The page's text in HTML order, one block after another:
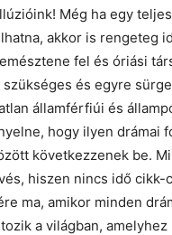
Még ha egy
akkor is rengeteg
fel és óriási
és egyre
államférfiúi és
hogy ilyen drámai
következzenek be.
hiszen nincs idő cikk-
ma, amikor minden
a világban, amelyhez